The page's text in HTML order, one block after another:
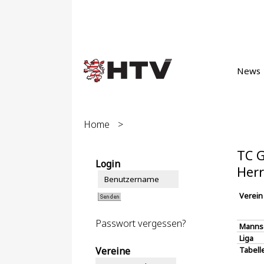
News
Home >
Login
Passwort vergessen?
Vereine
TC
Verein
Liga